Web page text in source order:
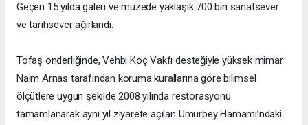
Geçen 15 yılda galeri ve müzede yaklaşık 700 bin sanatsever
ve tarihsever ağırlandı.
Tofaş önderliğinde, Vehbi Koç Vakfı desteğiyle yüksek mimar
Naim Arnas tarafından koruma kurallarına göre bilimsel
ölçütlere uygun şekilde 2008 yılında restorasyonu
tamamlanarak aynı yıl ziyarete açılan Umurbey Hamamı’ndaki